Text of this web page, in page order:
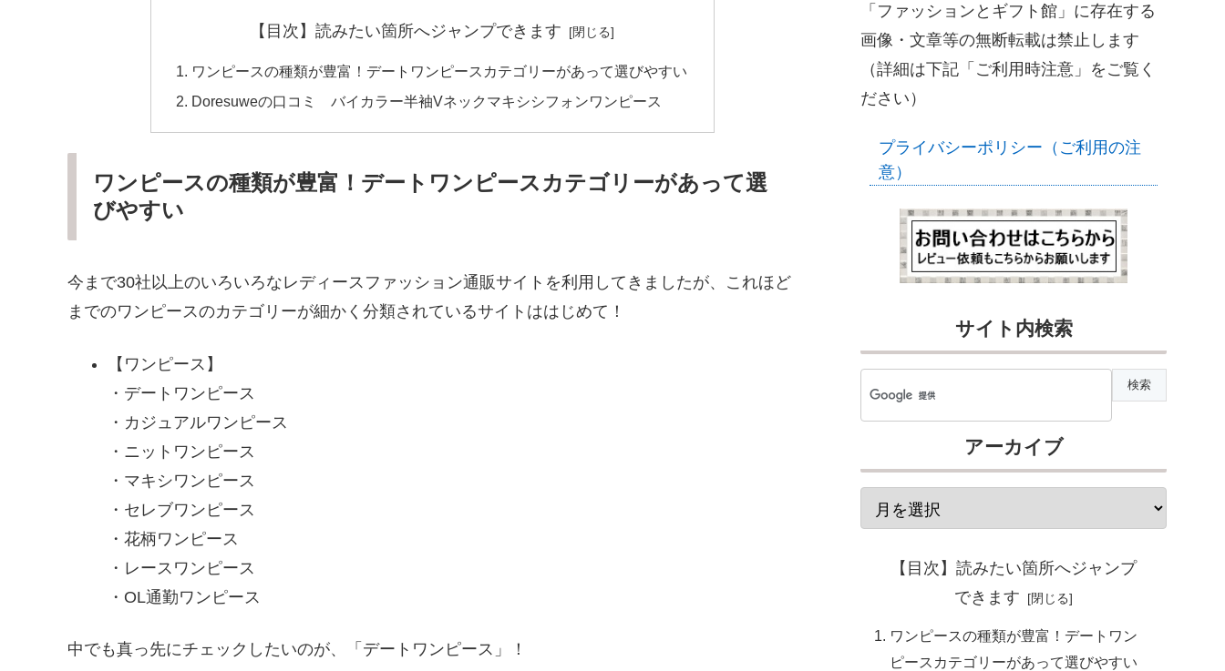
【目次】読みたい箇所へジャンプできます
ワンピースの種類が豊富！デートワンピースカテゴリーがあって選びやすい
Doresuweの口コミ バイカラー半袖Vネックマキシシフォンワンピース
ワンピースの種類が豊富！デートワンピースカテゴリーがあって選
びやすい
今まで30社以上のいろいろなレディースファッション通販サイトを利用してきましたが、これほど
までのワンピースのカテゴリーが細かく分類されているサイトははじめて！
【ワンピース】
・デートワンピース
・カジュアルワンピース
・ニットワンピース
・マキシワンピース
・セレブワンピース
・花柄ワンピース
・レースワンピース
・OL通勤ワンピース
中でも真っ先にチェックしたいのが、「デートワンピース」！
「ファッションとギフト館」に存在する
画像・文章等の無断転載は禁止します
（詳細は下記「ご利用時注意」をご覧く
ださい）
プライバシーポリシー（ご利用の注
意）
サイト内検索
アーカイブ
【目次】読みたい箇所へジャンプ
できます
ワンピースの種類が豊富！デートワン
ピースカテゴリーがあって選びやすい